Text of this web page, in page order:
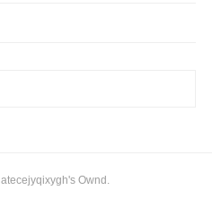
atecejyqixygh's Ownd .